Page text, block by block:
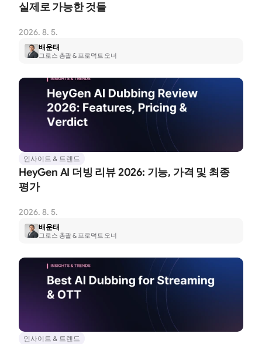
실제로 가능한 것들
2026. 8. 5.
배운태
그로스 총괄 & 프로덕트 오너
인사이트 & 트렌드
HeyGen AI 더빙 리뷰 2026: 기능, 가격 및 최종
평가
2026. 8. 5.
배운태
그로스 총괄 & 프로덕트 오너
인사이트 & 트렌드